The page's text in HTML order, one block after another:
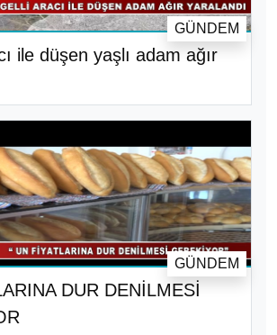
ile düşen yaşlı adam ağır
GÜNDEM
DUR DENİLMESİ
GÜNDEM